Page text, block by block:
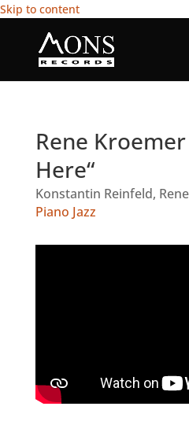
Skip to content
Rene
Here“
Konstantin Reinfeld,
Piano Jazz